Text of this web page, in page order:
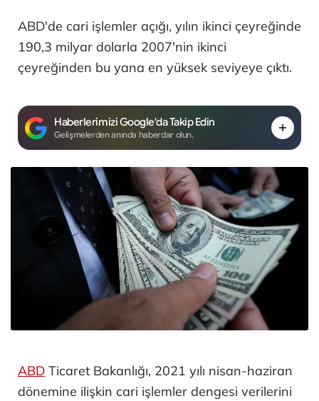
ABD'de cari işlemler açığı, yılın ikinci çeyreğinde
190,3 milyar dolarla 2007'nin ikinci
çeyreğinden bu yana en yüksek seviyeye çıktı.
Haberlerimizi Google'da Takip Edin
Gelişmelerden anında haberdar olun.
ABD Ticaret Bakanlığı, 2021 yılı nisan-haziran
dönemine ilişkin cari işlemler dengesi verilerini